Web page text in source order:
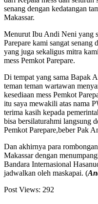
senang dengan kedatangan
Makassar.
Menurut Ibu Andi Neni yang
Parepare kami sangat senang
yang juga sekaligus mitra
mess Pemkot Parepare.
Di tempat yang sama Bapak
teman teman wartawan
kesediaan mess Pemkot
itu saya mewakili atas nama
terima kasih kepada
bisa bersilaturahmi langsung
Pemkot Parepare,beber Pak
Dan akhirnya para
Makassar dengan
Bandara Internasional
jadwalkan oleh maskapai. (
Post Views: 292